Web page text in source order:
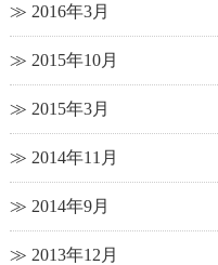
2016年3月
2015年10月
2015年3月
2014年11月
2014年9月
2013年12月